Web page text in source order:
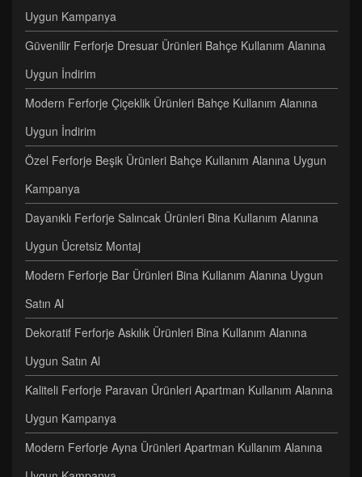
Uygun Kampanya
Güvenilir Ferforje Dresuar Ürünleri Bahçe Kullanım Alanına
Uygun İndirim
Modern Ferforje Çiçeklik Ürünleri Bahçe Kullanım Alanına
Uygun İndirim
Özel Ferforje Beşik Ürünleri Bahçe Kullanım Alanına Uygun
Kampanya
Dayanıklı Ferforje Salıncak Ürünleri Bina Kullanım Alanına
Uygun Ücretsiz Montaj
Modern Ferforje Bar Ürünleri Bina Kullanım Alanına Uygun
Satın Al
Dekoratif Ferforje Askılık Ürünleri Bina Kullanım Alanına
Uygun Satın Al
Kaliteli Ferforje Paravan Ürünleri Apartman Kullanım Alanına
Uygun Kampanya
Modern Ferforje Ayna Ürünleri Apartman Kullanım Alanına